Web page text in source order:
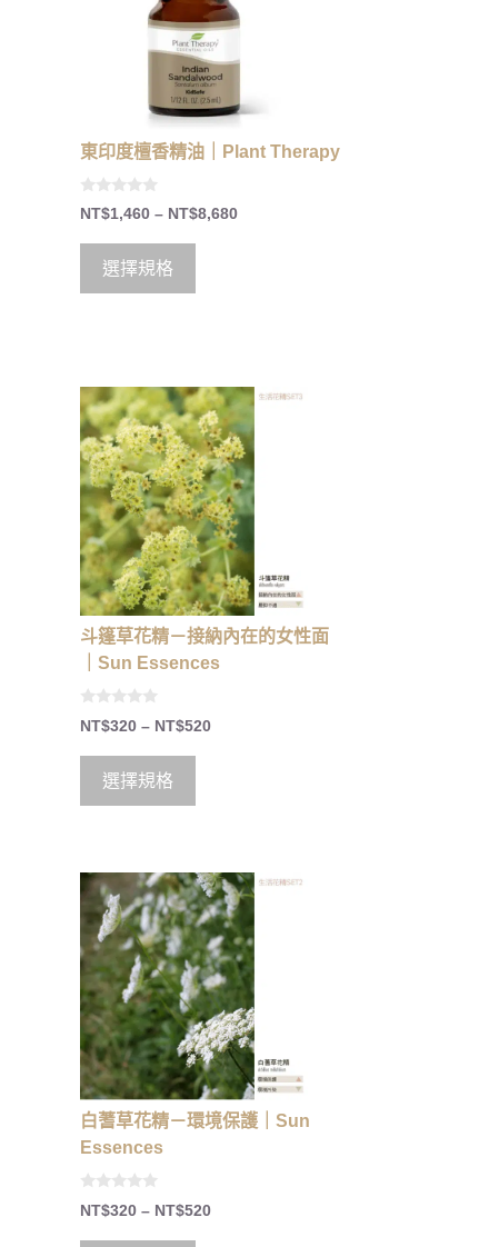
東印度檀香精油｜Plant Therapy
0
o
5
NT$1,460 – NT$8,680
選擇規格
斗篷草花精－接納內在的女性面
｜Sun Essences
0
o
t
5
NT$320 – NT$520
選擇規格
白蓍草花精－環境保護｜Sun
Essences
0
oNT$320 – NT$520